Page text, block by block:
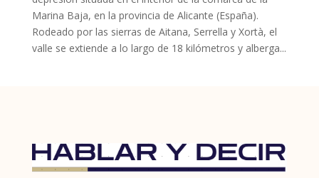
Marina Baja, en la provincia de Alicante (España).
Rodeado por las sierras de Aitana, Serrella y Xortà, el
valle se extiende a lo largo de 18 kilómetros y alberga...